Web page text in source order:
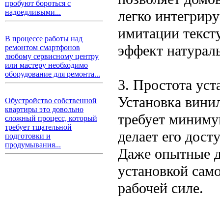
пробуют бороться с
надоедливыми...
В процессе работы над
ремонтом смартфонов
любому сервисному центру
или мастеру необходимо
оборудование для ремонта...
Обустройство собственной
квартиры это довольно
сложный процесс, который
требует тщательной
подготовки и
продумывания...
легко
имитации
эффект
3. Простота
Установка
требует
делает его
Даже опытные
установкой
рабочей силе.